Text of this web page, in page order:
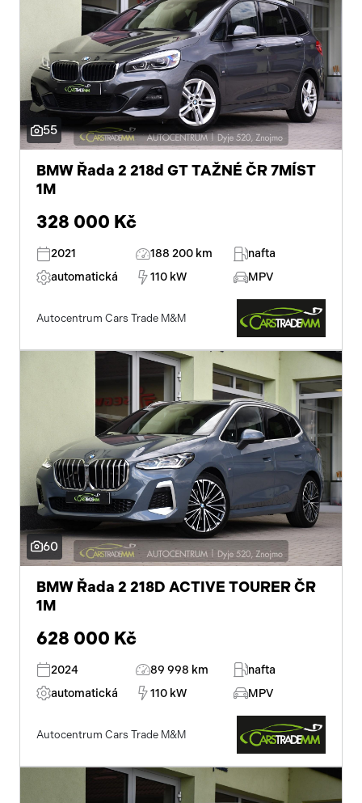
55
BMW Řada 2 218d GT TAŽNÉ ČR 7MÍST
1M
328 000 Kč
2021 188 200 km
nafta
automatická
110 kW MPV
Autocentrum Cars Trade M&M
60
BMW Řada 2 218D ACTIVE TOURER ČR
1M
628 000 Kč
2024 89 998 km
nafta
automatická
110 kW MPV
Autocentrum Cars Trade M&M